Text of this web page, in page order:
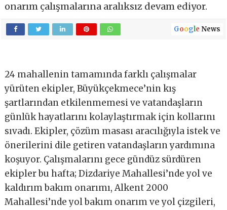
onarım çalışmalarına aralıksız devam ediyor.
Google News
24 mahallenin tamamında farklı çalışmalar
yürüten ekipler, Büyükçekmece’nin kış
şartlarından etkilenmemesi ve vatandaşların
günlük hayatlarını kolaylaştırmak için kollarını
sıvadı. Ekipler, çözüm masası aracılığıyla istek ve
önerilerini dile getiren vatandaşların yardımına
koşuyor. Çalışmalarını gece gündüz sürdüren
ekipler bu hafta; Dizdariye Mahallesi’nde yol ve
kaldırım bakım onarımı, Alkent 2000
Mahallesi’nde yol bakım onarım ve yol çizgileri,